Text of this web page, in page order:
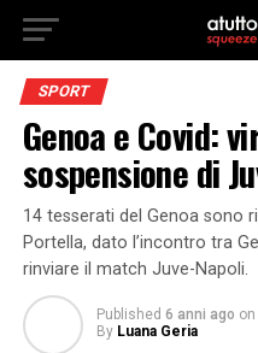
SPORT
Genoa e Covid:
sospensione di
14 tesserati del Genoa sono
Portella, dato l’incontro tra
rinviare il match Juve-Napoli.
Published 6 anni ago on
By Luana Geria